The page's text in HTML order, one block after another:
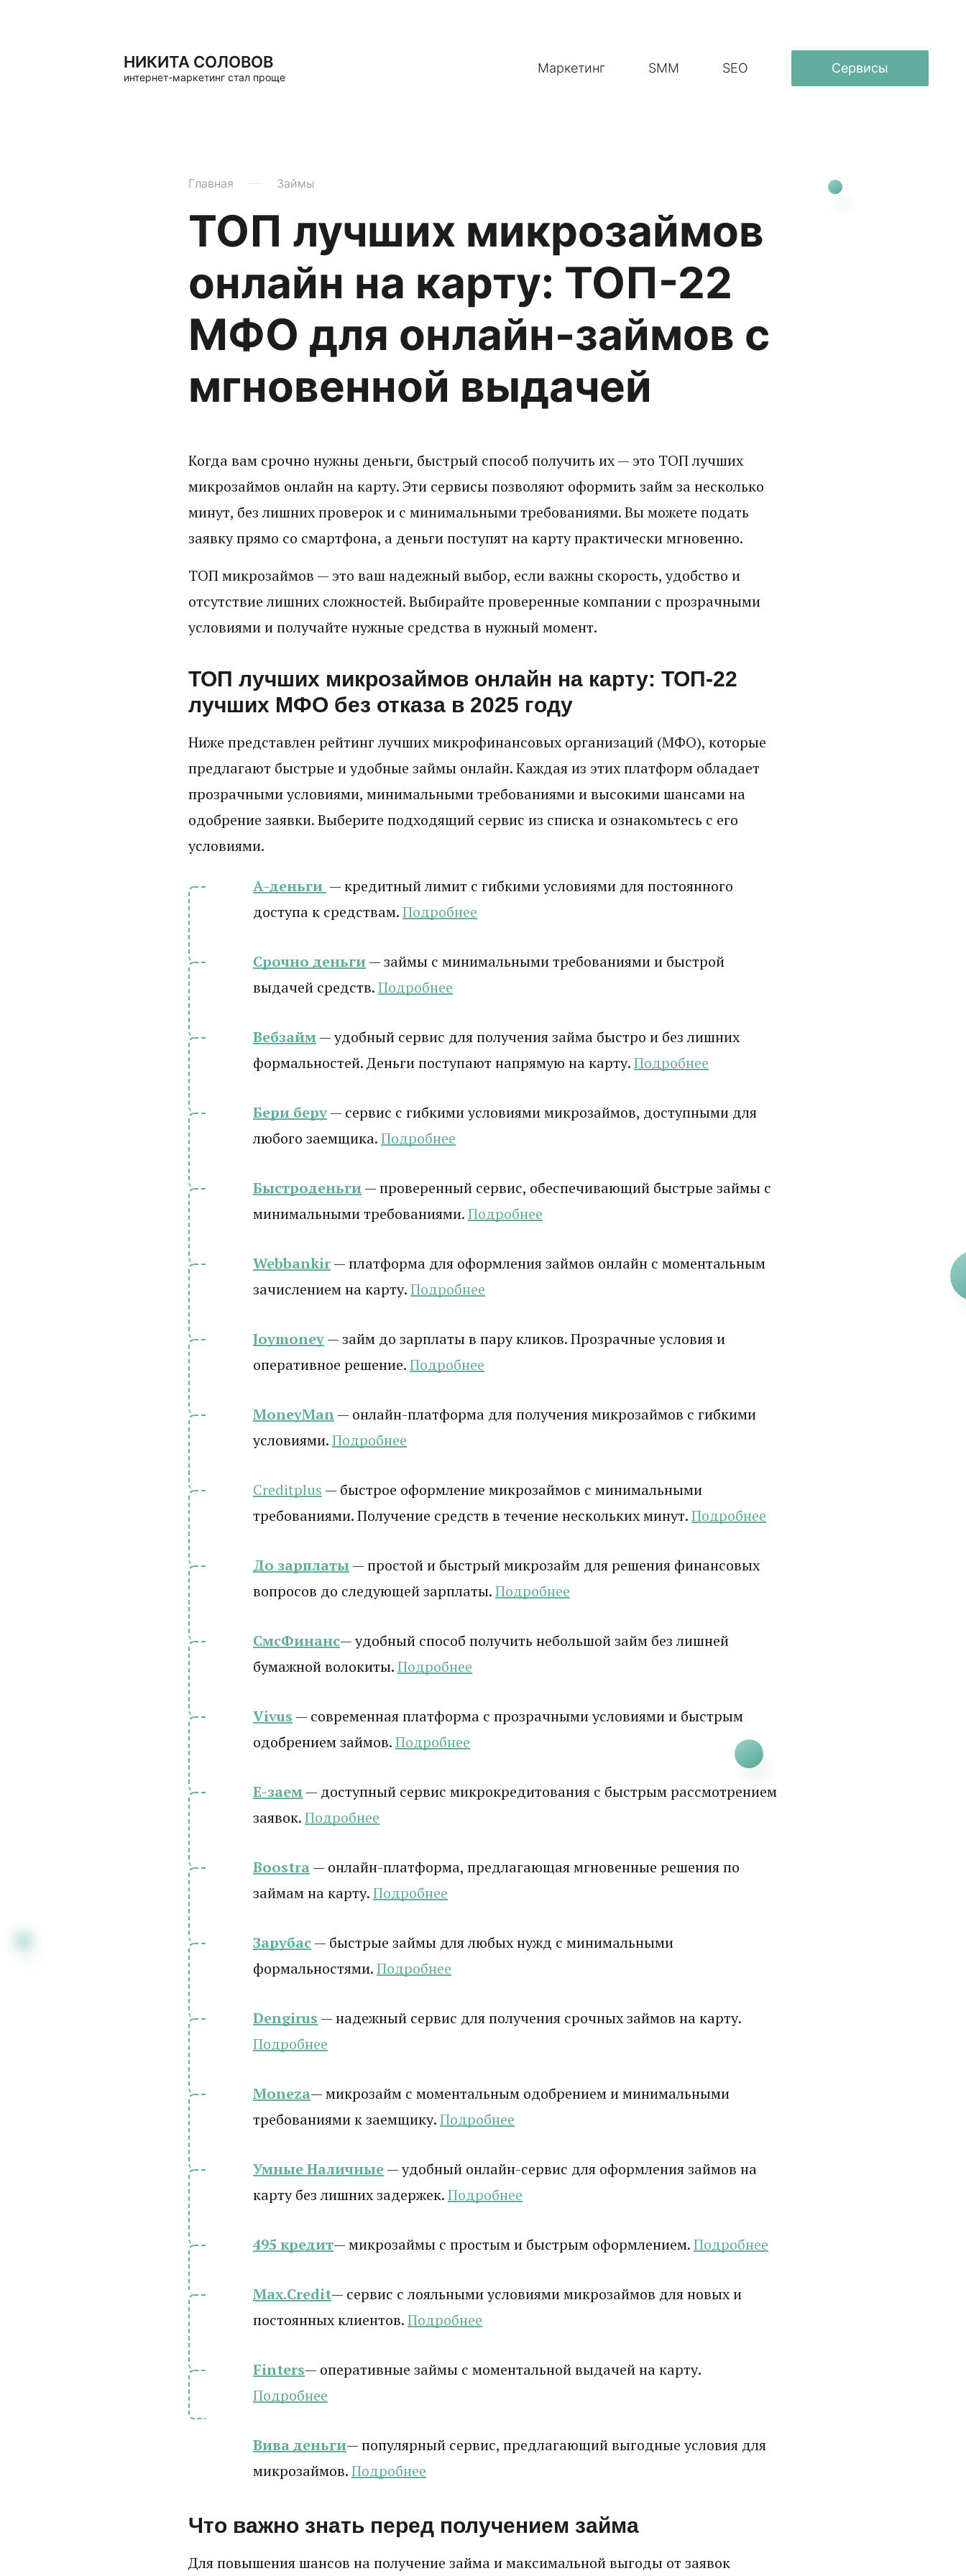
НИКИТА СОЛОВОВ
интернет-маркетинг стал проще
Маркетинг SMM SEO Сервисы
Главная Займы
ТОП лучших микрозаймов
онлайн на карту: ТОП-22
МФО для онлайн-займов с
мгновенной выдачей
Когда вам срочно нужны деньги, быстрый способ получить их — это ТОП лучших
микрозаймов онлайн на карту. Эти сервисы позволяют оформить займ за несколько
минут, без лишних проверок и с минимальными требованиями. Вы можете подать
заявку прямо со смартфона, а деньги поступят на карту практически мгновенно.
ТОП микрозаймов — это ваш надежный выбор, если важны скорость, удобство и
отсутствие лишних сложностей. Выбирайте проверенные компании с прозрачными
условиями и получайте нужные средства в нужный момент.
ТОП лучших микрозаймов онлайн на карту: ТОП-22
лучших МФО без отказа в 2025 году
Ниже представлен рейтинг лучших микрофинансовых организаций (МФО), которые
предлагают быстрые и удобные займы онлайн. Каждая из этих платформ обладает
прозрачными условиями, минимальными требованиями и высокими шансами на
одобрение заявки. Выберите подходящий сервис из списка и ознакомьтесь с его
условиями.
А-деньги — кредитный лимит с гибкими условиями для постоянного
доступа к средствам.Подробнее
Срочно деньги— займы с минимальными требованиями и быстрой
выдачей средств.Подробнее
Вебзайм— удобный сервис для получения займа быстро и без лишних
формальностей. Деньги поступают напрямую на карту.Подробнее
Бери беру— сервис с гибкими условиями микрозаймов, доступными для
любого заемщика.Подробнее
Быстроденьги— проверенный сервис, обеспечивающий быстрые займы с
минимальными требованиями.Подробнее
Webbankir— платформа для оформления займов онлайн с моментальным
зачислением на карту.Подробнее
Joymoney— займ до зарплаты в пару кликов. Прозрачные условия и
оперативное решение.Подробнее
MoneyMan— онлайн-платформа для получения микрозаймов с гибкими
условиями.Подробнее
Creditplus — быстрое оформление микрозаймов с минимальными
требованиями. Получение средств в течение нескольких минут.Подробнее
До зарплаты— простой и быстрый микрозайм для решения финансовых
вопросов до следующей зарплаты.Подробнее
СмсФинанс— удобный способ получить небольшой займ без лишней
бумажной волокиты.Подробнее
Vivus — современная платформа с прозрачными условиями и быстрым
одобрением займов.Подробнее
Е-заем— доступный сервис микрокредитования с быстрым рассмотрением
заявок.Подробнее
Boostra— онлайн-платформа, предлагающая мгновенные решения по
займам на карту.Подробнее
Зарубас— быстрые займы для любых нужд с минимальными
формальностями.Подробнее
Dengirus — надежный сервис для получения срочных займов на карту.
Подробнее
Moneza— микрозайм с моментальным одобрением и минимальными
требованиями к заемщику.Подробнее
Умные Наличные— удобный онлайн-сервис для оформления займов на
карту без лишних задержек.Подробнее
495 кредит— микрозаймы с простым и быстрым оформлением.Подробнее
Max.Credit— сервис с лояльными условиями микрозаймов для новых и
постоянных клиентов.Подробнее
Finters— оперативные займы с моментальной выдачей на карту.
Подробнее
Вива деньги— популярный сервис, предлагающий выгодные условия для
микрозаймов.Подробнее
Что важно знать перед получением займа
Для повышения шансов на получение займа и максимальной выгоды от заявок